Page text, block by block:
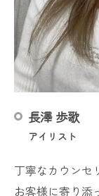
長澤 歩歌
アイリスト
丁寧なカウンセ
お客様に寄り添